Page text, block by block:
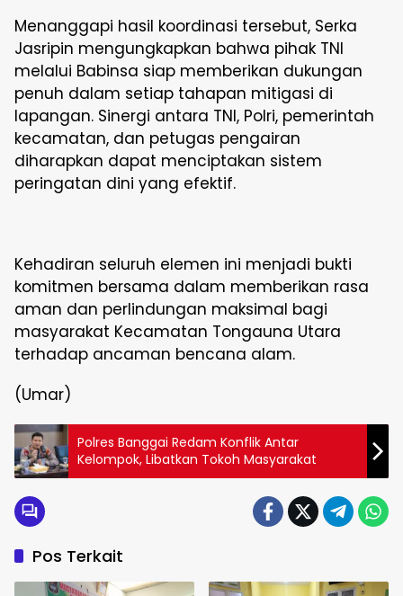
Menanggapi hasil koordinasi tersebut, Serka
Jasripin mengungkapkan bahwa pihak TNI
melalui Babinsa siap memberikan dukungan
penuh dalam setiap tahapan mitigasi di
lapangan. Sinergi antara TNI, Polri, pemerintah
kecamatan, dan petugas pengairan
diharapkan dapat menciptakan sistem
peringatan dini yang efektif.
Kehadiran seluruh elemen ini menjadi bukti
komitmen bersama dalam memberikan rasa
aman dan perlindungan maksimal bagi
masyarakat Kecamatan Tongauna Utara
terhadap ancaman bencana alam.
(Umar)
Polres Banggai Redam Konflik Antar
Kelompok, Libatkan Tokoh Masyarakat
Pos Terkait